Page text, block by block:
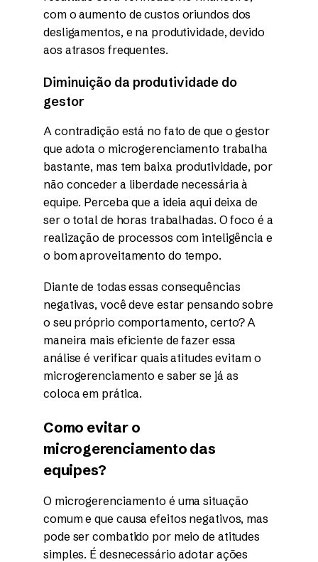
com o aumento de custos oriundos dos
desligamentos, e na produtividade, devido
aos atrasos frequentes.
Diminuição da produtividade do
gestor
A contradição está no fato de que o gestor
que adota o microgerenciamento trabalha
bastante, mas tem baixa produtividade, por
não conceder a liberdade necessária à
equipe. Perceba que a ideia aqui deixa de
ser o total de horas trabalhadas. O foco é a
realização de processos com inteligência e
o bom aproveitamento do tempo.
Diante de todas essas consequências
negativas, você deve estar pensando sobre
o seu próprio comportamento, certo? A
maneira mais eficiente de fazer essa
análise é verificar quais atitudes evitam o
microgerenciamento e saber se já as
coloca em prática.
Como evitar o
microgerenciamento das
equipes?
O microgerenciamento é uma situação
comum e que causa efeitos negativos, mas
pode ser combatido por meio de atitudes
simples. É desnecessário adotar ações